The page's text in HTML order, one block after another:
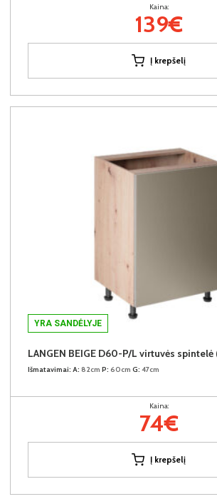
Kaina:
139€
Į krepšelį
YRA SANDĖLYJE
Išmatavimai: A: 82cm P: 60cm G: 47cm
Kaina:
74€
Į krepšelį